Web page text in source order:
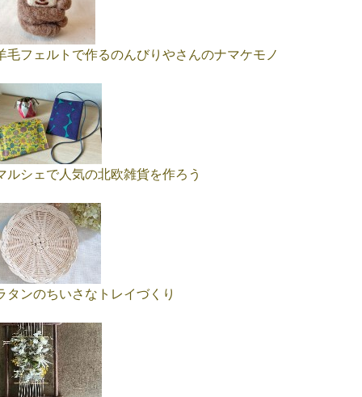
毛フェルトで作るのんびりやさんのナマケモノ
ルシェで人気の北欧雑貨を作ろう
タンのちいさなトレイづくり